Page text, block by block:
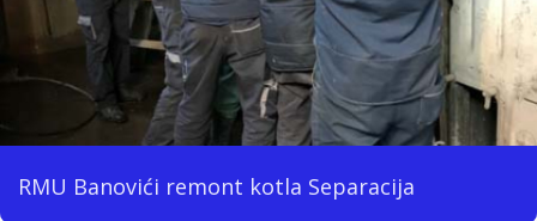
RMU Banovići remont kotla Separacija